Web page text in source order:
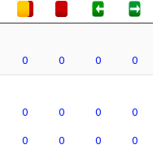
0 0 0
0
0 0 0
0
0 0 0
0